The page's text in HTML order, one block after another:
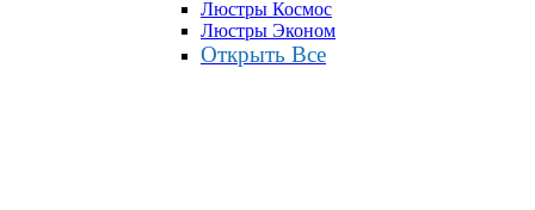
Люстры Космос
Люстры Эконом
Открыть Все